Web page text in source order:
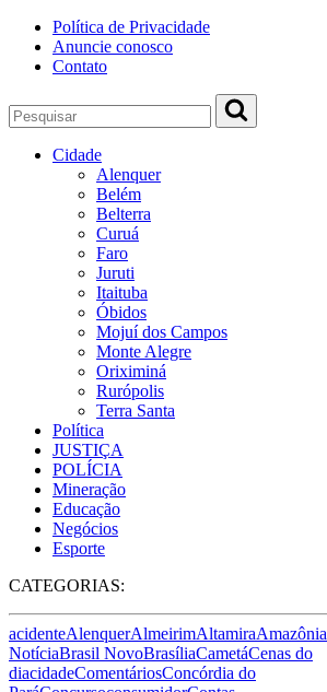
Política de Privacidade
Anuncie conosco
Contato
Cidade
Alenquer
Belém
Belterra
Curuá
Faro
Juruti
Itaituba
Óbidos
Mojuí dos Campos
Monte Alegre
Oriximiná
Rurópolis
Terra Santa
Política
JUSTIÇA
POLÍCIA
Mineração
Educação
Negócios
Esporte
CATEGORIAS:
acidenteAlenquerAlmeirimAltamiraAmazônia
NotíciaBrasil NovoBrasíliaCametáCenas do
diacidadeComentáriosConcórdia do